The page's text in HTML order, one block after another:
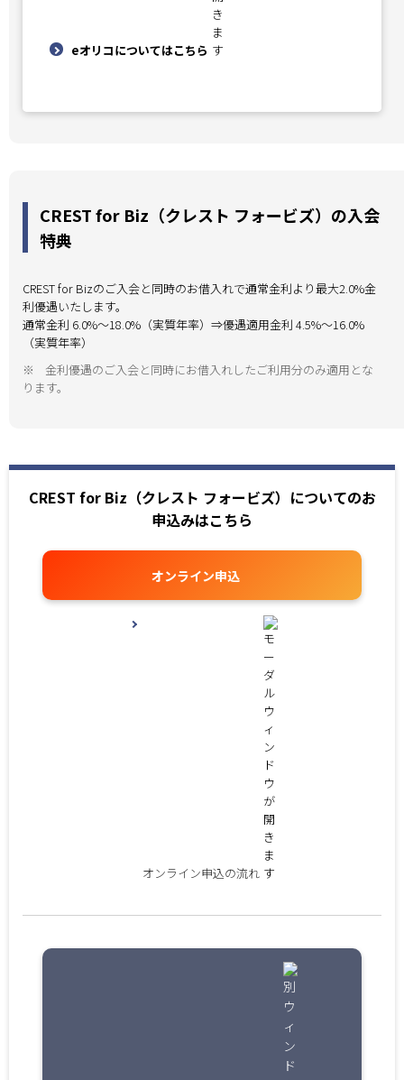
eオリコについてはこちら
CREST for Biz（クレスト フォービズ）の入会
特典
CREST for Bizのご入会と同時のお借入れで通常金利より最大2.0%金
利優遇いたします。
通常金利 6.0%～18.0%（実質年率）⇒優遇適用金利 4.5%～16.0%
（実質年率）
※
金利優遇のご入会と同時にお借入れしたご利用分のみ適用とな
ります。
CREST for Biz（クレスト フォービズ）についてのお
申込みはこちら
オンライン申込
オンライン申込の流れ